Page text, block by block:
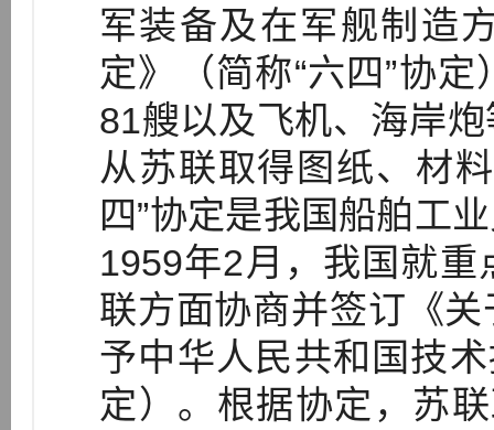
军装备及在军舰制造
定》（简称“六四”协
81艘以及飞机、海岸
从苏联取得图纸、材
四”协定是我国船舶工
1959年2月，我国就
联方面协商并签订《
予中华人民共和国技
定）。根据协定，苏